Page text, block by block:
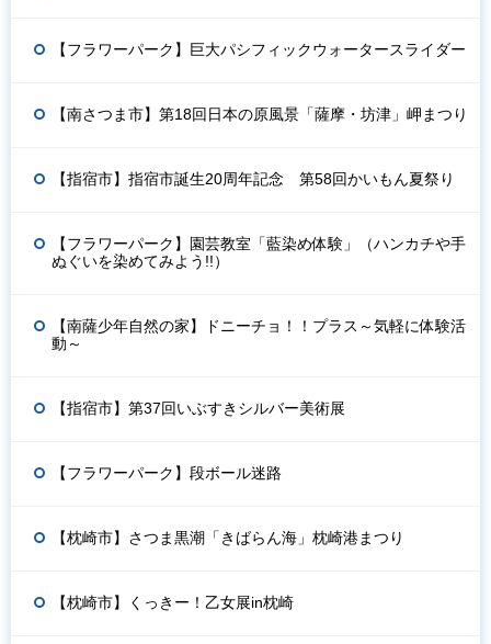
【フラワーパーク】巨大パシフィックウォータースライダー
【南さつま市】第18回日本の原風景「薩摩・坊津」岬まつり
【指宿市】指宿市誕生20周年記念 第58回かいもん夏祭り
【フラワーパーク】園芸教室「藍染め体験」（ハンカチや手
ぬぐいを染めてみよう!!）
【南薩少年自然の家】ドニーチョ！！プラス～気軽に体験活
動～
【指宿市】第37回いぶすきシルバー美術展
【フラワーパーク】段ボール迷路
【枕崎市】さつま黒潮「きばらん海」枕崎港まつり
【枕崎市】くっきー！乙女展in枕崎